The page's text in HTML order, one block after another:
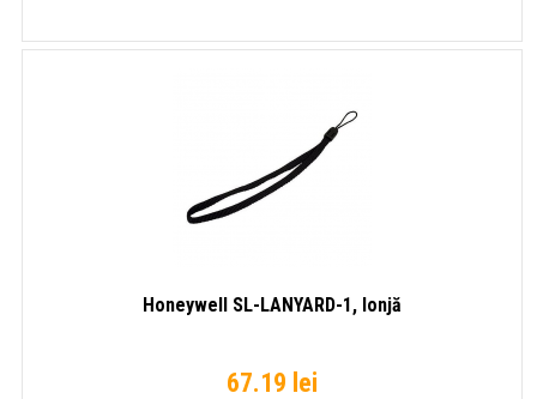
Honeywell SL-LANYARD-1, lonjă
67.19 lei